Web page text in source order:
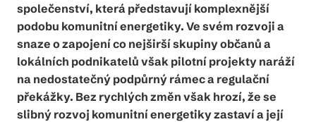
společenství, která představují komplexnější
podobu komunitní energetiky. Ve svém rozvoji a
snaze o zapojení co nejširší skupiny občanů a
lokálních podnikatelů však pilotní projekty naráží
na nedostatečný podpůrný rámec a regulační
překážky. Bez rychlých změn však hrozí, že se
slibný rozvoj komunitní energetiky zastaví a její